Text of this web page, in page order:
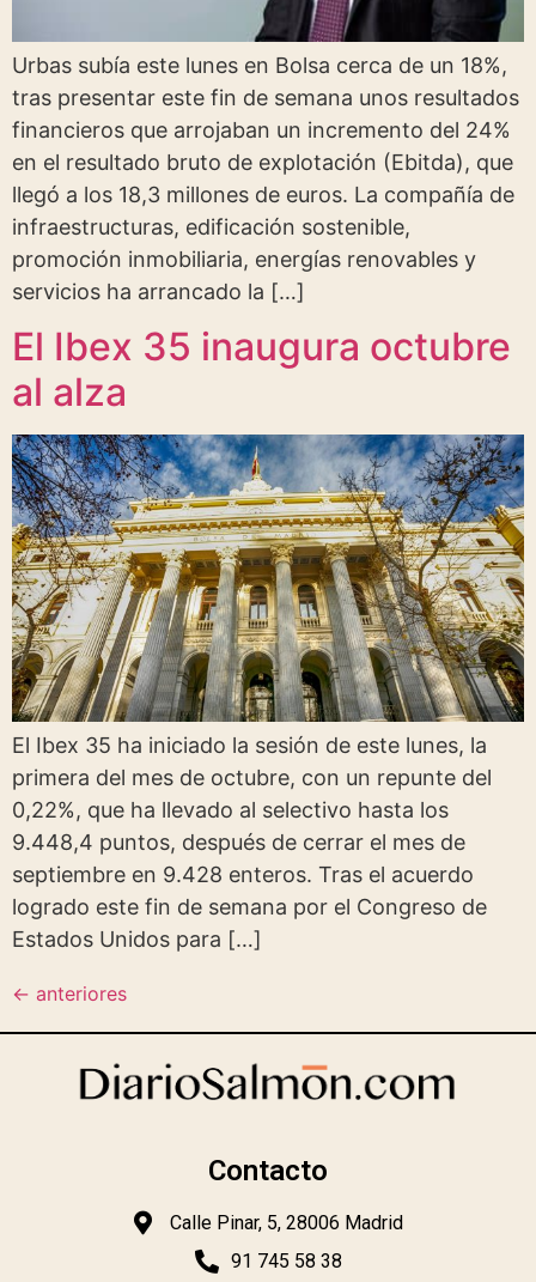
Urbas subía este lunes en Bolsa cerca de un 18%,
tras presentar este fin de semana unos resultados
financieros que arrojaban un incremento del 24%
en el resultado bruto de explotación (Ebitda), que
llegó a los 18,3 millones de euros. La compañía de
infraestructuras, edificación sostenible,
promoción inmobiliaria, energías renovables y
servicios ha arrancado la […]
El Ibex 35 inaugura octubre
al alza
El Ibex 35 ha iniciado la sesión de este lunes, la
primera del mes de octubre, con un repunte del
0,22%, que ha llevado al selectivo hasta los
9.448,4 puntos, después de cerrar el mes de
septiembre en 9.428 enteros. Tras el acuerdo
logrado este fin de semana por el Congreso de
Estados Unidos para […]
← anteriores
Contacto
Calle Pinar, 5, 28006 Madrid
91 745 58 38